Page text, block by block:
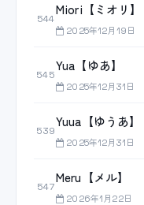
544
Miori【ミオリ】
2025年12月19日
545
Yua【ゆあ】
2025年12月31日
539
Yuua【ゆうあ】
2025年12月31日
547
Meru【メル】
2026年1月22日